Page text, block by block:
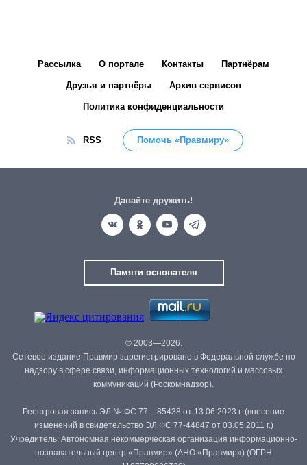
Рассылка О портале Контакты Партнёрам
Друзья и партнёры Архив сервисов
Политика конфиденциальности
RSS Помочь «Правмиру»
Давайте дружить!
Памяти основателя
© 2003—2026.
Сетевое издание Правмир зарегистрировано в Федеральной службе по
надзору в сфере связи, информационных технологий и массовых
коммуникаций (Роскомнадзор).
Реестровая запись ЭЛ № ФС 77 – 85438 от 13.06.2023 г. (внесение
изменений в свидетельство ЭЛ ФС 77-44847 от 03.05.2011 г.)
Учредитель: Автономная некоммерческая организация информационно-
познавательный центр «Правмир» (АНО «Правмир») (ОГРН